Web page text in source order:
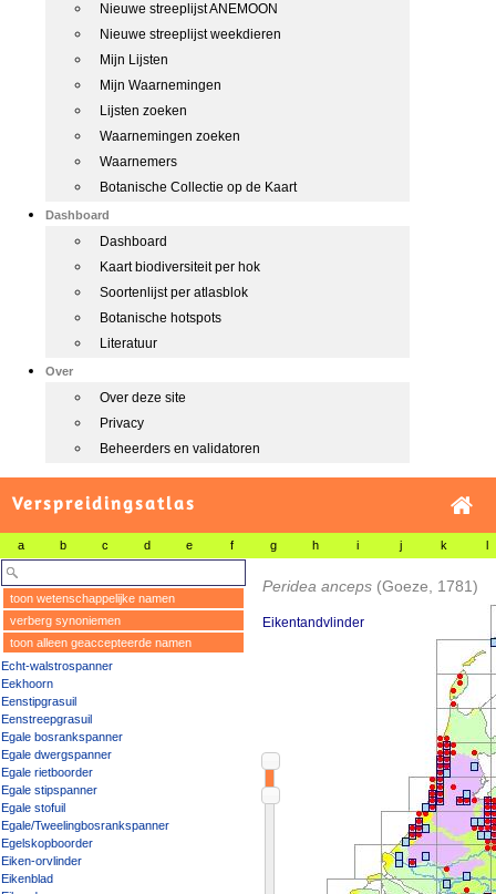
Nieuwe streeplijst ANEMOON
Nieuwe streeplijst weekdieren
Mijn Lijsten
Mijn Waarnemingen
Lijsten zoeken
Waarnemingen zoeken
Waarnemers
Botanische Collectie op de Kaart
Dashboard
Dashboard
Kaart biodiversiteit per hok
Soortenlijst per atlasblok
Botanische hotspots
Literatuur
Over
Over deze site
Privacy
Beheerders en validatoren
Verspreidingsatlas
a b c d e f g h i j k l
toon wetenschappelijke namen
verberg synoniemen
toon alleen geaccepteerde namen
Echt-walstrospanner
Eekhoorn
Eenstipgrasuil
Eenstreepgrasuil
Egale bosrankspanner
Egale dwergspanner
Egale rietboorder
Egale stipspanner
Egale stofuil
Egale/Tweelingbosrankspanner
Egelskopboorder
Eiken-orvlinder
Eikenblad
Peridea anceps (Goeze, 1781)
Eikentandvlinder